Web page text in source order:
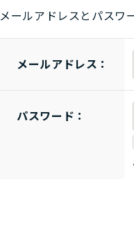
メールアドレスとパスワ
メールアドレス：
パスワード：